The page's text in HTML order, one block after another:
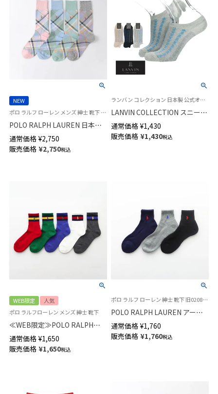
NEW
ポロ ラルフ ローレン メンズ 紳士 靴下 26SS
POLO RALPH LAUREN 日本製
アメリカンシーアイランドコッ
トン マドラスチェック クルー
丈 ソックス 02042712
通常価格 ¥2,750
販売価格 ¥2,750税込
ランバン コレクション 日本製 公式オンラインショップ 紳士 靴下
LANVIN COLLECTION スニーカ
ー丈 ソックス 涼感仕様 抗菌防
臭 アシンメトリーJLモノグラム
メンズ02452318
通常価格 ¥1,430
販売価格 ¥1,430税込
WEB限定
人気
ポロ ラルフローレン メンズ 紳士 靴下
≪WEB限定≫POLO RALPH
LAUREN ワンポイント ライン
ソックス 足底パイル ミドル丈
メンズ 92022801
通常価格 ¥1,650
販売価格 ¥1,650税込
ポロ ラルフ ローレン 紳士 靴下 旧02082579 02082581
POLO RALPH LAUREN アーチ
サポート 足底パイル ワンポイ
ント刺繍 ショート丈 メンズ ソ
ックス 02082590
通常価格 ¥1,760
販売価格 ¥1,760税込